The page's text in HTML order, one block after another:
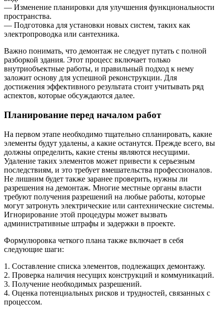
— Изменение планировки для улучшения функциональности
пространства.
— Подготовка для установки новых систем, таких как
электропроводка или сантехника.
Важно понимать, что демонтаж не следует путать с полной
разборкой здания. Этот процесс включает только
внутриобъектные работы, и правильный подход к нему
заложит основу для успешной реконструкции. Для
достижения эффективного результата стоит учитывать ряд
аспектов, которые обсуждаются далее.
Планирование перед началом работ
На первом этапе необходимо тщательно спланировать, какие
элементы будут удалены, а какие останутся. Прежде всего, вы
должны определить, какие стены являются несущими.
Удаление таких элементов может привести к серьезным
последствиям, и это требует вмешательства профессионалов.
Не лишним будет также заранее проверить, нужны ли
разрешения на демонтаж. Многие местные органы власти
требуют получения разрешений на любые работы, которые
могут затронуть электрические или сантехнические системы.
Игнорирование этой процедуры может вызвать
административные штрафы и задержки в проекте.
Формулюровка четкого плана также включает в себя
следующие шаги:
1. Составление списка элементов, подлежащих демонтажу.
2. Проверка наличия несущих конструкций и коммуникаций.
3. Получение необходимых разрешений.
4. Оценка потенциальных рисков и трудностей, связанных с
процессом.